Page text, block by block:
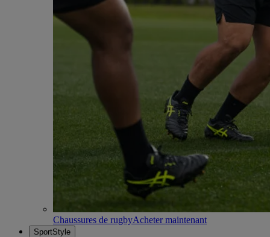
Chaussures de rugbyAcheter maintenant
SportStyle